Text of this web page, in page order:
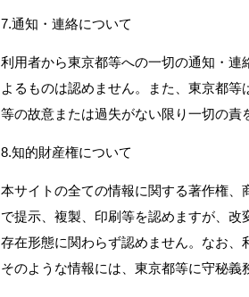
7.通知・連絡について
利用者から東京都等への一切の通知・
よるものは認めません。また、東京都
等の故意または過失がない限り一切の責
8.知的財産権について
本サイトの全ての情報に関する著作権
で提示、複製、印刷等を認めますが、
存在形態に関わらず認めません。なお、
そのような情報には、東京都等に守秘義